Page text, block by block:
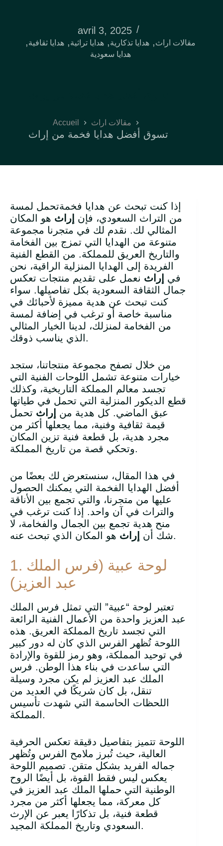
avril 3, 2025
مقالات اراث, هدايا تذكارية, هدايا تراثية, هدايا ثقافية,
هدايا سعودية
Accueil مقالات اراث
تسوق أفضل هدايا فخمة من إراث
إذا كنت تبحث عن هدايا فخمةتحمل لمسة
من التراث السعودي، فإن إراث هو المكان
المثالي لك. نقدم لك في متجرنا مجموعة
متنوعة من الهدايا التي تمزج بين الفخامة
والتاريخ العريق للمملكة. من القطع الفنية
الفريدة إلى الهدايا المنزلية الراقية، نحن
في إراث نعمل على تقديم منتجات تعكس
جمال الثقافة السعودية بكل تفاصيلها. سواء
كنت تبحث عن هدية مميزة لأحبائك في
مناسبة خاصة أو ترغب في إضافة لمسة
من الفخامة لمنزلك، لدينا الخيار المثالي
الذي يناسب ذوقك.
من خلال تصفح مجموعة منتجاتنا، ستجد
خيارات متنوعة تشمل اللوحات الفنية التي
تجسد معالم المملكة التاريخية، وكذلك
قطع الديكور المنزلية التي تحمل في طياتها
عبق الماضي. كل هدية من إراث تحمل
قيمة ثقافية وفنية، مما يجعلها أكثر من
مجرد هدية، بل قطعة فنية تزين المكان
وتحكي قصة من تاريخ المملكة.
في هذا المقال، سنستعرض لك بعضًا من
أفضل الهدايا الفخمة التي يمكنك الحصول
عليها من متجرنا، والتي تجمع بين الأناقة
والتراث في آن واحد. إذا كنت ترغب في
منح هدية تجمع بين الجمال والفخامة، لا
شك أن إراث هو المكان الذي تبحث عنه.
1. لوحة عبية (فرس الملك
عبد العزيز)
تعتبر لوحة “عبية” التي تمثل فرس الملك
عبد العزيز واحدة من الأعمال الفنية الرائعة
التي تجسد تاريخ المملكة العريق. هذه
اللوحة تُظهر الفرس الذي كان له دور كبير
في توحيد المملكة، وهو رمز للقوة والإرادة
التي ساعدت في بناء هذا الوطن. فرس
الملك عبد العزيز لم يكن مجرد وسيلة
تنقل، بل كان شريكًا في العديد من
اللحظات الحاسمة التي شهدت تأسيس
المملكة.
اللوحة تتميز بتفاصيل دقيقة تعكس الحرفية
العالية، حيث تُبرز ملامح الفرس وتُظهر
جماله الفريد بشكل متقن. تصميم اللوحة
يعكس ليس فقط القوة، بل أيضًا الروح
الوطنية التي حملها الملك عبد العزيز في
كل معركة، مما يجعلها أكثر من مجرد
قطعة فنية، بل تذكارًا يعبر عن الإرث
السعودي وتاريخ المملكة المجيد.